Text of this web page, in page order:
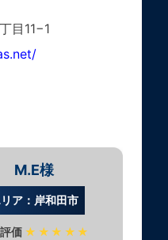
目11−1
M.E様
ア：岸和田市
価 ★★★★★